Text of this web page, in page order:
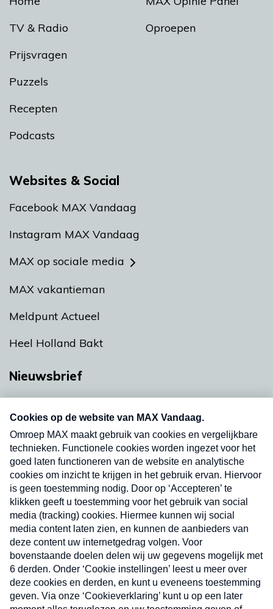
TV & Radio
Prijsvragen
Puzzels
Recepten
Podcasts
Oproepen
Websites & Social
Facebook MAX Vandaag
Instagram MAX Vandaag
MAX op sociale media
MAX vakantieman
Meldpunt Actueel
Heel Holland Bakt
Nieuwsbrief
nieuwsbrief. Elke vrijdag- en dinsdagochtend in
uw mailbox.
Verzend
Nieuwsbrief
Neem hier een gratis abonnement op onze